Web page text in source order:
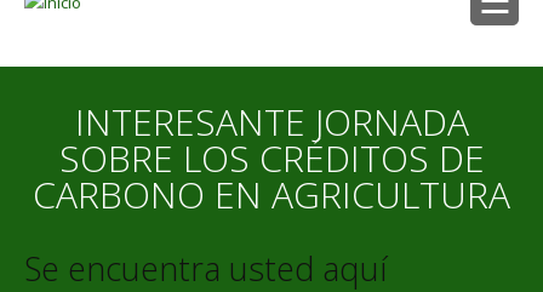
INTERESANTE JORNADA
SOBRE LOS CRÉDITOS DE
CARBONO EN AGRICULTURA
Se encuentra usted aquí